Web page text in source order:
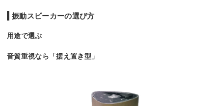
振動スピーカーの選び方
用途で選ぶ
音質重視なら「据え置き型」